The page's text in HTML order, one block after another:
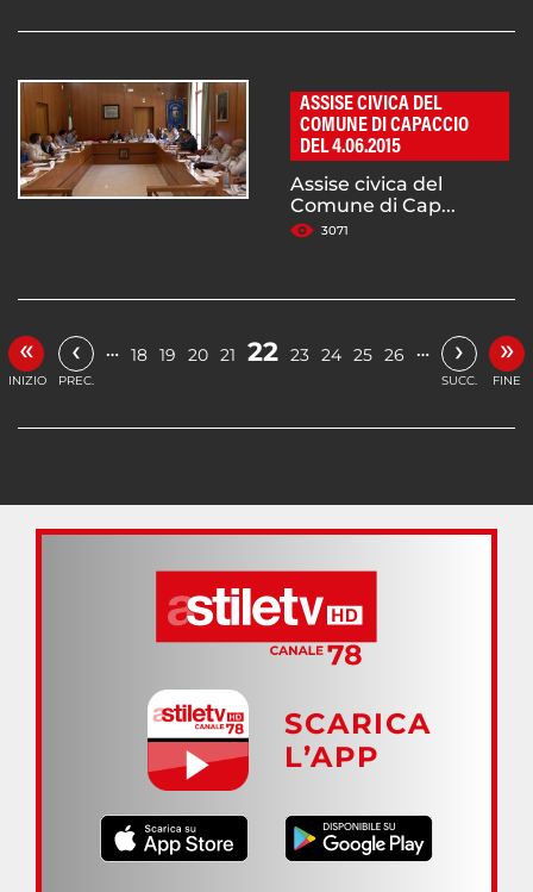
ASSISE CIVICA DEL
COMUNE DI CAPACCIO
DEL 4.06.2015
Assise civica del
Comune di Cap...
3071
«
INIZIO
‹
PREC.
… 18 19 20 21 22 23 24 25 26 … ›
SUCC.
»
FINE
SCARICA
L’APP